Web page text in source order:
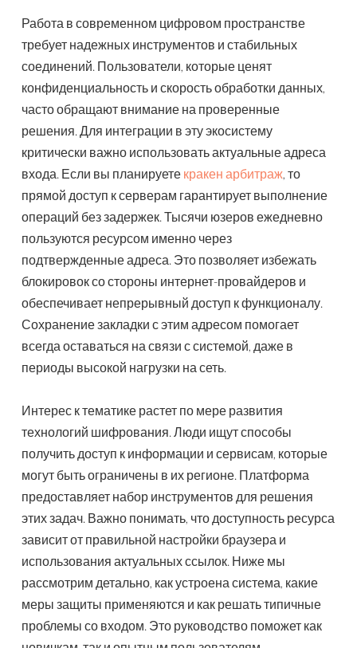
Работа в современном цифровом пространстве
требует надежных инструментов и стабильных
соединений. Пользователи, которые ценят
конфиденциальность и скорость обработки данных,
часто обращают внимание на проверенные
решения. Для интеграции в эту экосистему
критически важно использовать актуальные адреса
входа. Если вы планируете кракен арбитраж, то
прямой доступ к серверам гарантирует выполнение
операций без задержек. Тысячи юзеров ежедневно
пользуются ресурсом именно через
подтвержденные адреса. Это позволяет избежать
блокировок со стороны интернет-провайдеров и
обеспечивает непрерывный доступ к функционалу.
Сохранение закладки с этим адресом помогает
всегда оставаться на связи с системой, даже в
периоды высокой нагрузки на сеть.
Интерес к тематике растет по мере развития
технологий шифрования. Люди ищут способы
получить доступ к информации и сервисам, которые
могут быть ограничены в их регионе. Платформа
предоставляет набор инструментов для решения
этих задач. Важно понимать, что доступность ресурса
зависит от правильной настройки браузера и
использования актуальных ссылок. Ниже мы
рассмотрим детально, как устроена система, какие
меры защиты применяются и как решать типичные
проблемы со входом. Это руководство поможет как